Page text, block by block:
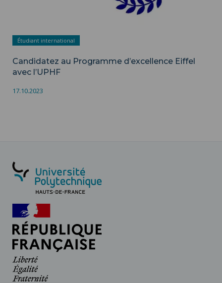
Étudiant international
Candidatez au Programme d’excellence Eiffel
avec l’UPHF
17.10.2023